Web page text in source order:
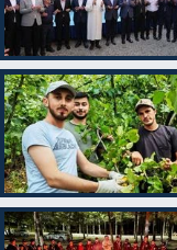
Tokat
Trabzon
Tunceli
Uşak
Van